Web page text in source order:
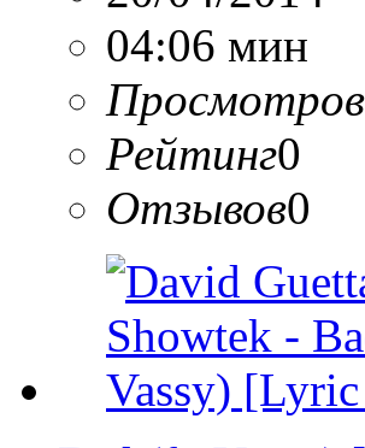
04:06 мин
Просмотров
Рейтинг0
Отзывов0